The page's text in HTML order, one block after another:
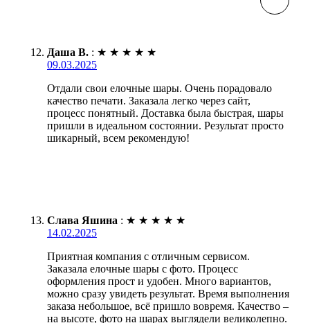
Даша В. : ★ ★ ★ ★ ★
09.03.2025
Отдали свои елочные шары. Очень порадовало
качество печати. Заказала легко через сайт,
процесс понятный. Доставка была быстрая, шары
пришли в идеальном состоянии. Результат просто
шикарный, всем рекомендую!
Слава Яшина : ★ ★ ★ ★ ★
14.02.2025
Приятная компания с отличным сервисом.
Заказала елочные шары с фото. Процесс
оформления прост и удобен. Много вариантов,
можно сразу увидеть результат. Время выполнения
заказа небольшое, всё пришло вовремя. Качество –
на высоте, фото на шарах выглядели великолепно.